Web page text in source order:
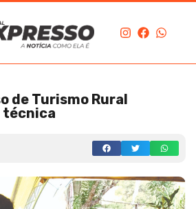
de Turismo Rural
técnica